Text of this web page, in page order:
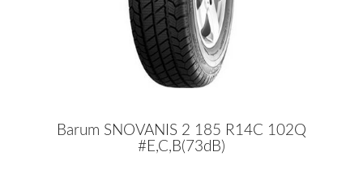
Barum SNOVANIS 2 185 R14C 102Q
#E,C,B(73dB)